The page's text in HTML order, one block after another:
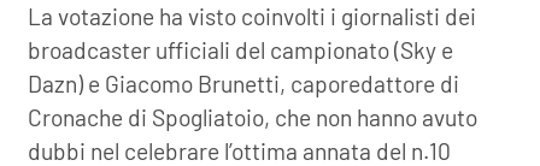
La votazione ha visto coinvolti i giornalisti dei
broadcaster ufficiali del campionato (Sky e
Dazn) e Giacomo Brunetti, caporedattore di
Cronache di Spogliatoio, che non hanno avuto
dubbi nel celebrare l’ottima annata del n.10